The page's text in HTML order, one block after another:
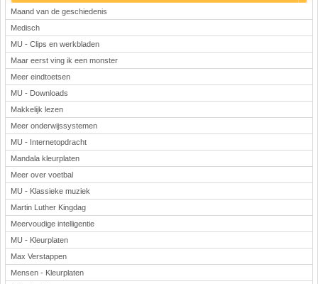
Maand van de geschiedenis
Medisch
MU - Clips en werkbladen
Maar eerst ving ik een monster
Meer eindtoetsen
MU - Downloads
Makkelijk lezen
Meer onderwijssystemen
MU - Internetopdracht
Mandala kleurplaten
Meer over voetbal
MU - Klassieke muziek
Martin Luther Kingdag
Meervoudige intelligentie
MU - Kleurplaten
Max Verstappen
Mensen - Kleurplaten